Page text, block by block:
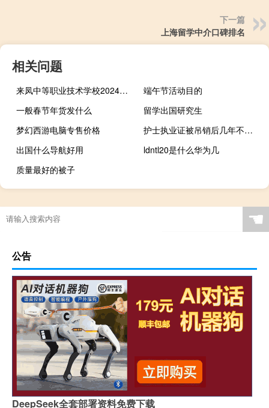
下一篇
上海留学中介口碑排名
相关问题
来凤中等职业技术学校2024年学费多少
端午节活动目的
一般春节年货发什么
留学出国研究生
梦幻西游电脑专售价格
护士执业证被吊销后几年不能注册
出国什么导航好用
ldntl20是什么华为几
质量最好的被子
☚
公告
DeepSeek全套部署资料免费下载